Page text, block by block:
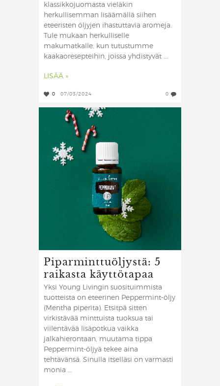
klassikkojuomasta vieläkin
herkullisemman lisäämällä siihen
eteeristen öljyjen ihastuttavia aromeja.
Tule mukaan herkulliselle
makumatkalle, kun tutustumme
kaakaoresepteihin, joissa yhdistyvät ...
LISÄÄ »
0 07/03/2024 0
Piparminttuöljystä: 5
raikasta käyttötapaa
Yksi Young Livingin suosituimmista
tuotteista on eteerinen Peppermint-öljy
(Mentha piperita). Etsitpä sitten
virkistävää minttuista tuoksua tai
viilentävää lisäpotkua vaikka
jalkahierontaan, muutama tippa
Peppermint-öljyä tekee aina
tehtävänsä. Sinulla itselläsi on varmasti
monia ...